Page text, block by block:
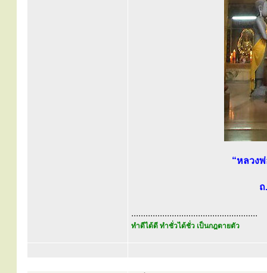
“หลวง
ถ
.....................................................
ทำดีได้ดี ทำชั่วได้ชั่ว เป็นกฎตายตัว